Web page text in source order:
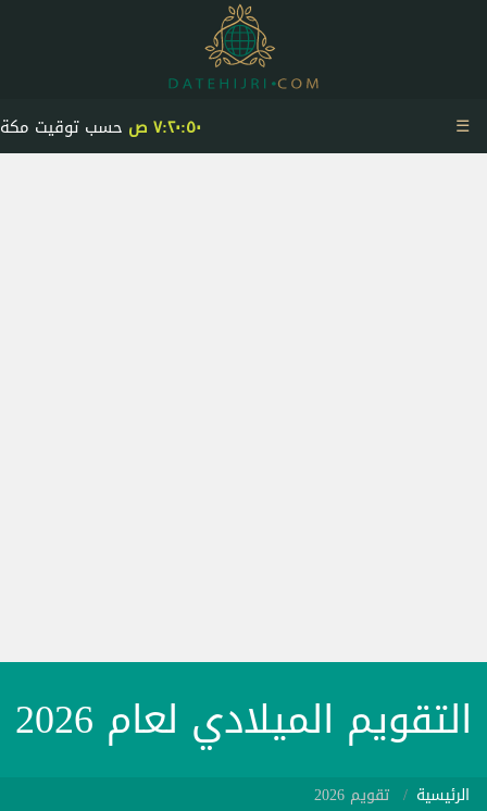
٧:٢٠:٥٠ ص حسب توقيت مكة ☰
التقويم الميلادي لعام 2026
الرئيسية تقويم 2026